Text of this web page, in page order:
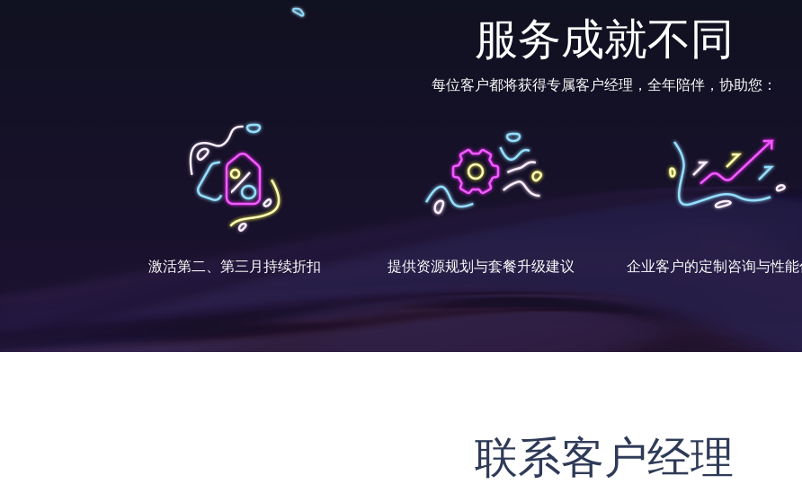
服务成就不同
每位客户都将获得专属客户经理，全年陪伴，协助您：
激活第二、第三月持续折扣 提供资源规划与套餐升级建议 企业客户的定制咨询与性
联系客户经理